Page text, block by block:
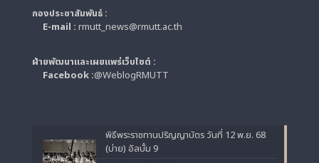
กองประชาสัมพันธ์ :
E-mail : rmutt_news@rmutt.ac.th
ฝ่ายพัฒนาและเผยแพร่เว็บไซต์ :
Facebook :@WeblogRMUTT
พิธีพระราชทานปริญญาบัตร วันที่ 12 พ.ย. 68
(บ่าย) อัลบั้ม 9